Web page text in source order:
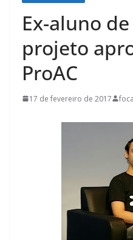
Ex-aluno
projeto
ProAC
17 de fevereiro de 2017